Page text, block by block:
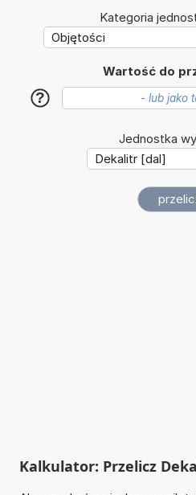
Kategoria
Wartość do
?
Jednostka
Kalkulator: Przelicz